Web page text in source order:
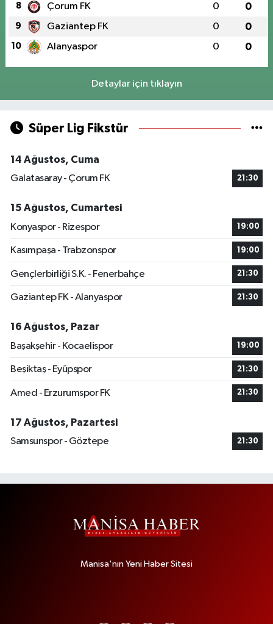
8 Çorum FK 0 0
9 Gaziantep FK 0 0
10 Alanyaspor 0 0
Detaylar için tıklayın
Süper Lig Fikstür
14 Ağustos, Cuma
Galatasaray - Çorum FK
21:30
15 Ağustos, Cumartesi
Konyaspor - Rizespor
19:00
Kasımpaşa - Trabzonspor 19:00
Gençlerbirliği S.K. - Fenerbahçe 21:30
Gaziantep FK - Alanyaspor 21:30
16 Ağustos, Pazar
Başakşehir - Kocaelispor
19:00
Beşiktaş - Eyüpspor 21:30
Amed - Erzurumspor FK 21:30
17 Ağustos, Pazartesi
Samsunspor - Göztepe
21:30
Manisa'nın Yeni Haber Sitesi